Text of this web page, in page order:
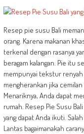
Resep pie susu Bali
orang. Karena makanan
terkenal dengan rasanya
beragam kalangan. Pie itu
mempunyai tekstur renyah
mengherankan jika
Menariknya, Anda dapat
rumah. Resep Pie Susu
yang dapat Anda ikuti.
Lantas bagaimanakah